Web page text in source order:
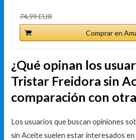
74,99 EUR
Comprar en
¿Qué opinan los
Tristar Freidora sin
comparación con
Los usuarios que buscan opiniones
sin Aceite suelen estar interesados